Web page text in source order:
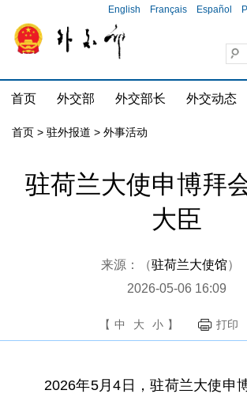
English Français Español
首页 外交部 外交部长 外交动态
首页 > 驻外报道 > 外事活动
驻荷兰大使申博拜
大臣
来源：（驻荷兰大使馆）
2026-05-06 16:09
【 中 大 小 】 打印
2026年5月4日，驻荷兰大使申